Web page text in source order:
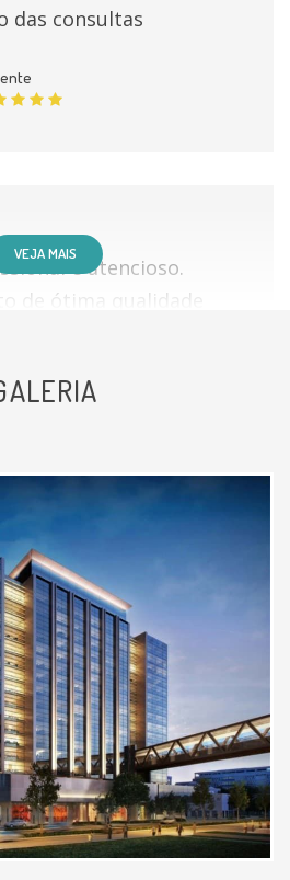
das consultas
e atencioso.
de ótima qualidade
atencioso muito
bem
atencioso que já
diagnósticos
VEJA MAIS